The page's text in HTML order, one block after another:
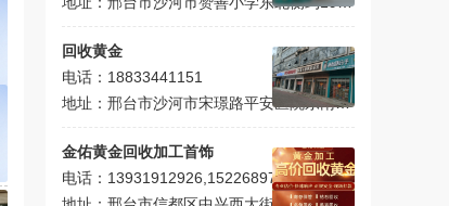
回收黄金
电话：18833441151
地址：邢台市沙河市宋璟路平安医院东南侧约60米
金佑黄金回收加工首饰
电话：13931912926,15226897861